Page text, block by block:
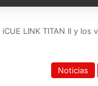
iCUE LINK TITAN II y
Noticias